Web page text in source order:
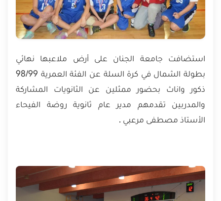
استضافت جامعة الجنان على أرض ملاعبها نهائي
بطولة الشمال في كرة السلة عن الفئة العمرية 98/99
ذكور واناث بحضور ممثلين عن الثانويات المشاركة
والمدربين تقدمهم مدير عام ثانوية روضة الفيحاء
الأستاذ مصطفى مرعبي .